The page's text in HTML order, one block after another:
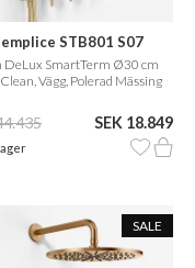
STB801 S07
DeLux SmartTerm Ø30 cm
Vägg, Polerad Mässing
SEK 18.849
SALE